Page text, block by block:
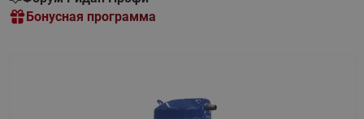
Бонусная программа